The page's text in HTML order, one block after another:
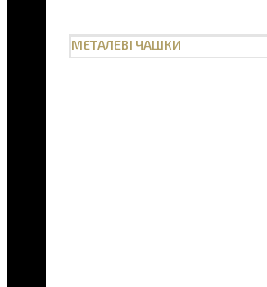
МЕТАЛЕВІ ЧАШКИ